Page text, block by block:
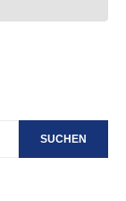
SUCHEN